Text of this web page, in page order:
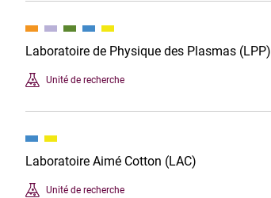
Laboratoire de Physique des Plasmas (LPP)
Unité de recherche
Laboratoire Aimé Cotton (LAC)
Unité de recherche